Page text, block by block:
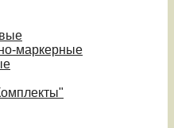
маркерные